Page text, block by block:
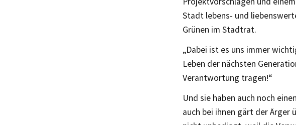
Stadt lebens- und
Grünen im Stadtrat.
„Dabei ist es uns immer
Leben der nächsten
Verantwortung tragen!“
Und sie haben auch noch
auch bei ihnen gärt der Ärger